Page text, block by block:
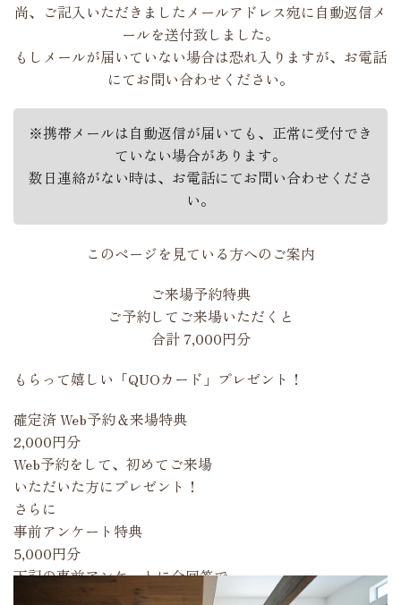
尚、ご記入いただきましたメールアドレス宛に自動返信メ
ールを送付致しました。
もしメールが届いていない場合は恐れ入りますが、お電話
にてお問い合わせください。
※携帯メールは自動返信が届いても、正常に受付でき
ていない場合があります。
数日連絡がない時は、お電話にてお問い合わせくださ
い。
このページを見ている方へのご案内
ご来場予約特典
ご予約してご来場いただくと
合計 7,000円分
もらって嬉しい「QUOカード」プレゼント！
確定済Web予約＆来場特典
2,000円分
Web予約をして、初めてご来場
いただいた方にプレゼント！
さらに
事前アンケート特典
5,000円分
下記の事前アンケートに全回答で
追加プレゼント！